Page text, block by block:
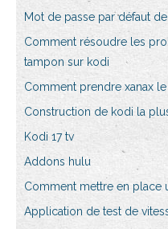
Mot de passe par défaut
Comment résoudre les
tampon sur kodi
Comment prendre xanax
Construction de kodi la
Kodi 17 tv
Addons hulu
Comment mettre en place
Application de test de